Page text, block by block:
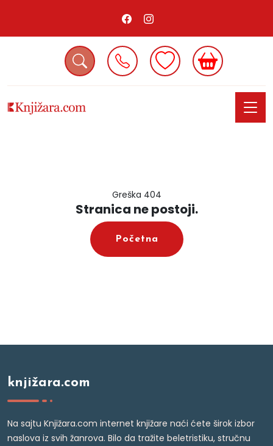
Greška 404
Stranica ne postoji.
Početna
knjižara.com
Na sajtu Knjižara.com internet knjižare naći ćete širok izbor
naslova iz svih žanrova. Bilo da tražite beletristiku, stručnu